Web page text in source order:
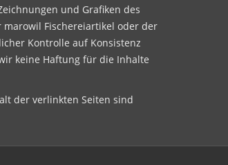
und Grafiken des
Fischereiartikel oder der
Kontrolle auf Konsistenz
keine Haftung für die Inhalte
der verlinkten Seiten sind